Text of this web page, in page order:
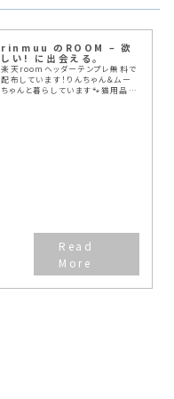
rinmuu のROOM – 欲
しい! に出会える。
楽天roomヘッダーテンプレ無料で
配布しています！りんちゃん＆ムー
ちゃんと暮らしています🐾猫用品や